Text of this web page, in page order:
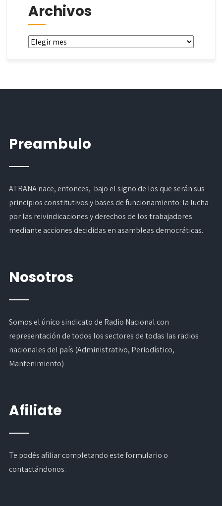
Archivos
Archivos
Preambulo
ATRANA nace, entonces, bajo el signo de los que serán sus
principios constitutivos y bases de funcionamiento: la lucha
por las reivindicaciones y derechos de los trabajadores
mediante acciones decididas en asambleas democráticas.
Nosotros
Somos el único sindicato de Radio Nacional con
representación de todos los sectores de todas las radios
nacionales del país (Administrativo, Periodístico,
Mantenimiento)
Afiliate
Te podés afiliar completandoeste formularioo
contactándonos.